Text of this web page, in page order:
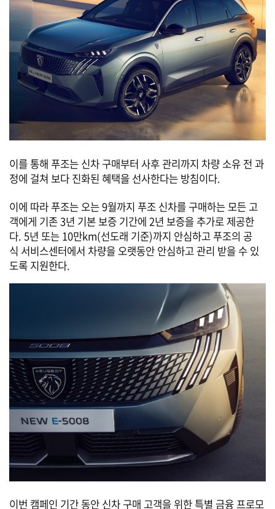
이를 통해 푸조는 신차 구매부터 사후 관리까지 차량 소유 전 과
정에 걸쳐 보다 진화된 혜택을 선사한다는 방침이다.
이에 따라 푸조는 오는 9월까지 푸조 신차를 구매하는 모든 고
객에게 기존 3년 기본 보증 기간에 2년 보증을 추가로 제공한
다. 5년 또는 10만km(선도래 기준)까지 안심하고 푸조의 공
식 서비스센터에서 차량을 오랫동안 안심하고 관리 받을 수 있
도록 지원한다.
이번 캠페인 기간 동안 신차 구매 고객을 위한 특별 금융 프로모